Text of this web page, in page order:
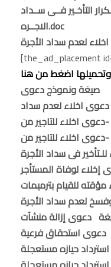
التأخـير فــى ســداد
الاجــره.doc
[the_ad_placement